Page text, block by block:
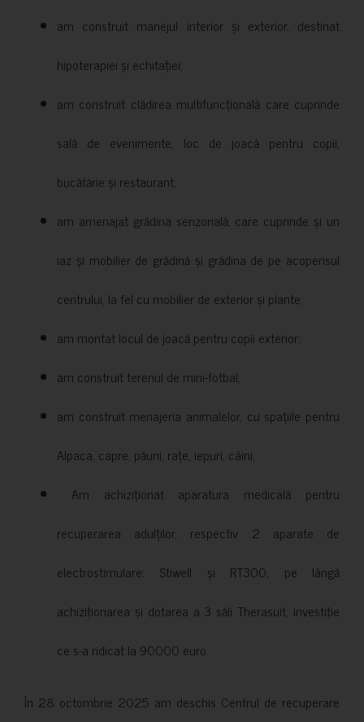
am construit manejul interior și exterior, destinat
hipoterapiei și echitației;
am construit clădirea multifuncțională care cuprinde
sală de evenimente, loc de joacă pentru copii,
bucătărie și restaurant;
am amenajat grădina senzorială, care cuprinde și un
iaz și mobilier de grădină și grădina de pe acoperisul
centrului, la fel cu mobilier de exterior și plante;
am montat locul de joacă pentru copii exterior;
am construit terenul de mini-fotbal;
am construit menajeria animalelor, cu spațiile pentru
Alpaca, capre, păuni, rațe, iepuri, câini;
Am achiziționat aparatura medicală pentru
recuperarea adulților, respectiv 2 aparate de
electrostimulare: Stiwell și RT300, pe lângă
achiziționarea și dotarea a 3 săli Therasuit, investiție
ce s-a ridicat la 90000 euro.
În 28 octombrie 2025 am deschis Centrul de recuperare